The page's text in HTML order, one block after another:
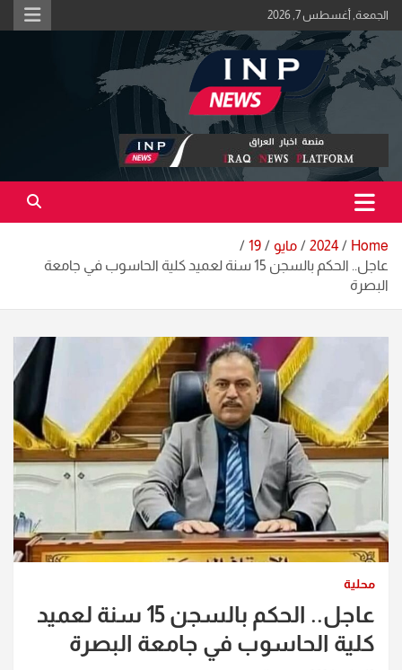
Skip
to
content
الجمعة, أغسطس 7, 2026
منصة اخبار العراق
اكبر منصة خبرية في العراق | #الحقيقة_اولاً
Home
2024 مايو
19
عاجل.. الحكم بالسجن 15 سنة لعميد كلية الحاسوب في جامعة
البصرة
محلية
عاجل.. الحكم بالسجن 15 سنة لعميد
كلية الحاسوب في جامعة البصرة